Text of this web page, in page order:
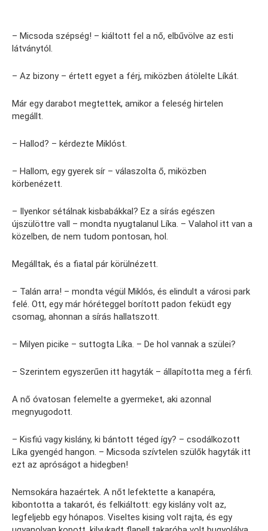
– Micsoda szépség! – kiáltott fel a nő, elbűvölve az esti
látványtól.
– Az bizony – értett egyet a férj, miközben átölelte Líkát.
Már egy darabot megtettek, amikor a feleség hirtelen
megállt.
– Hallod? – kérdezte Miklóst.
– Hallom, egy gyerek sír – válaszolta ő, miközben
körbenézett.
– Ilyenkor sétálnak kisbabákkal? Ez a sírás egészen
újszülöttre vall – mondta nyugtalanul Líka. – Valahol itt van a
közelben, de nem tudom pontosan, hol.
Megálltak, és a fiatal pár körülnézett.
– Talán arra! – mondta végül Miklós, és elindult a városi park
felé. Ott, egy már hóréteggel borított padon feküdt egy
csomag, ahonnan a sírás hallatszott.
– Milyen picike – suttogta Líka. – De hol vannak a szülei?
– Szerintem egyszerűen itt hagyták – állapította meg a férfi.
A nő óvatosan felemelte a gyermeket, aki azonnal
megnyugodott.
– Kisfiú vagy kislány, ki bántott téged így? – csodálkozott
Líka gyengéd hangon. – Micsoda szívtelen szülők hagyták itt
ezt az apróságot a hidegben!
Nemsokára hazaértek. A nőt lefektette a kanapéra,
kibontotta a takarót, és felkiáltott: egy kislány volt az,
legfeljebb egy hónapos. Viseltes kising volt rajta, és egy